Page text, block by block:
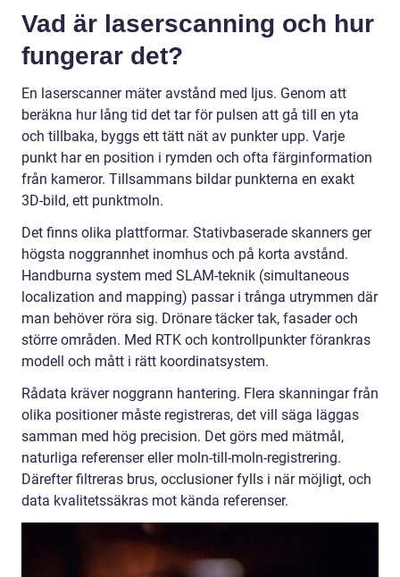
Vad är laserscanning och hur
fungerar det?
En laserscanner mäter avstånd med ljus. Genom att
beräkna hur lång tid det tar för pulsen att gå till en yta
och tillbaka, byggs ett tätt nät av punkter upp. Varje
punkt har en position i rymden och ofta färginformation
från kameror. Tillsammans bildar punkterna en exakt
3D-bild, ett punktmoln.
Det finns olika plattformar. Stativbaserade skanners ger
högsta noggrannhet inomhus och på korta avstånd.
Handburna system med SLAM-teknik (simultaneous
localization and mapping) passar i trånga utrymmen där
man behöver röra sig. Drönare täcker tak, fasader och
större områden. Med RTK och kontrollpunkter förankras
modell och mått i rätt koordinatsystem.
Rådata kräver noggrann hantering. Flera skanningar från
olika positioner måste registreras, det vill säga läggas
samman med hög precision. Det görs med mätmål,
naturliga referenser eller moln-till-moln-registrering.
Därefter filtreras brus, occlusioner fylls i när möjligt, och
data kvalitetssäkras mot kända referenser.